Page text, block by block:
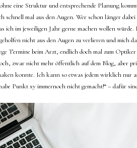
eine Struktur und entsprechende Planung
mal aus den Augen. Wer schon länger
im jeweiligen Jahr gerne machen wollen würde.
nicht aus den Augen zu verlieren und mich
Termine beim Arzt, endlich doch mal zum Optiker
zwar nicht mehr öffentlich auf dem Blog, aber
konnte. Ich kann so etwas jedem wirklich nur
Punkt xy immernoch nicht gemacht!“ – dafür